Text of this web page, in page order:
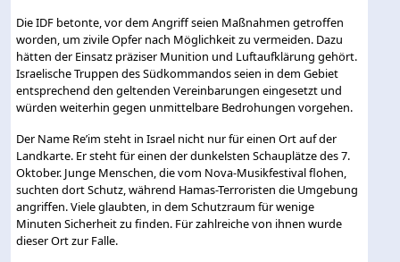
Die IDF betonte, vor dem Angriff seien Maßnahmen getroffen
worden, um zivile Opfer nach Möglichkeit zu vermeiden. Dazu
hätten der Einsatz präziser Munition und Luftaufklärung gehört.
Israelische Truppen des Südkommandos seien in dem Gebiet
entsprechend den geltenden Vereinbarungen eingesetzt und
würden weiterhin gegen unmittelbare Bedrohungen vorgehen.
Der Name Re’im steht in Israel nicht nur für einen Ort auf der
Landkarte. Er steht für einen der dunkelsten Schauplätze des 7.
Oktober. Junge Menschen, die vom Nova-Musikfestival flohen,
suchten dort Schutz, während Hamas-Terroristen die Umgebung
angriffen. Viele glaubten, in dem Schutzraum für wenige
Minuten Sicherheit zu finden. Für zahlreiche von ihnen wurde
dieser Ort zur Falle.